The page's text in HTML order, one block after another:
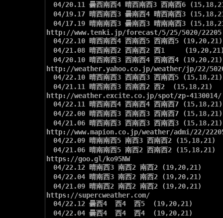
04/20.11 曇西南西4 晴西南西3 西南西6
04/19.17 晴西南西3 曇南西4 晴西南西3
04/17.19 晴南南西3 曇南西3 晴南南西3
http://www.tenki.jp/forecast/5/25/5020/
04/22.10 晴西南西4 西南西5 西南西5 (19,20,21)
04/21.08 晴西南西2 西南西2 西1
04/20.10 晴西南西3 西南西4 西南西4 (19,20,21)
http://weather.yahoo.co.jp/weather/jp/22/
04/22.10 晴西南西3 西南西3 西南西5 (15,18,21)
04/21.11 晴西南西3 西南西2 西2  (15,18,21)
http://weather.excite.co.jp/spot/zp-4130014/
04/22.11 晴西南西4 西南西4 西南西7 (15,18,21)
04/22.00 晴西南西3 西南西3 西南西7 (15,18,21)
04/21.06 晴西南西3 西南西3 西南西3 (15,18,21)
http://www.mapion.co.jp/weather/admi/22/
04/22.09 晴南南西5 南西3 西南西2 (15,18,21)
04/21.06 晴南南西5 南西2 西南西2 (15,18,21)
https://goo.gl/ko95NW
04/22.12 晴南西3 南西2 南西2 (19,20,21)
04/22.04 晴南西3 南西2 南西2 (19,20,21)
04/21.09 晴南西2 南西2 南西2 (19,20,21)
https://supercweather.com/
04/22.12 曇西4  西4  西5  (19,20,21)
04/22.04 曇西4  西4  西4  (19,20,21)